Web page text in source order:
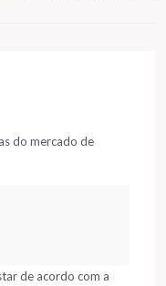
do mercado de
de acordo com a